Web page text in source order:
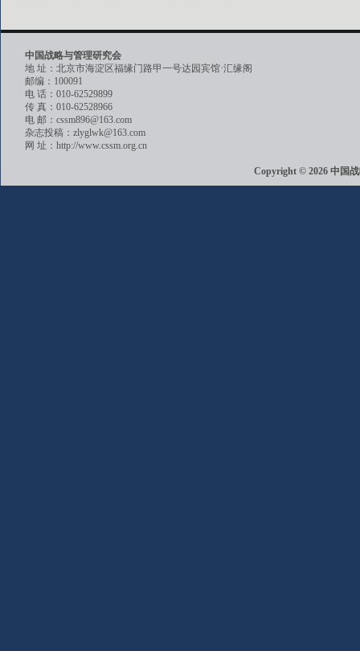
中国战略与管理研究会
地 址：北京市海淀区福缘门路甲一号达园宾馆·汇缘阁
邮编：100091
电 话：010-62529899
传 真：010-62528966
电 邮：cssm896@163.com
杂志投稿：zlyglwk@163.com
网 址：http://www.cssm.org.cn
Copyright © 2026 中国